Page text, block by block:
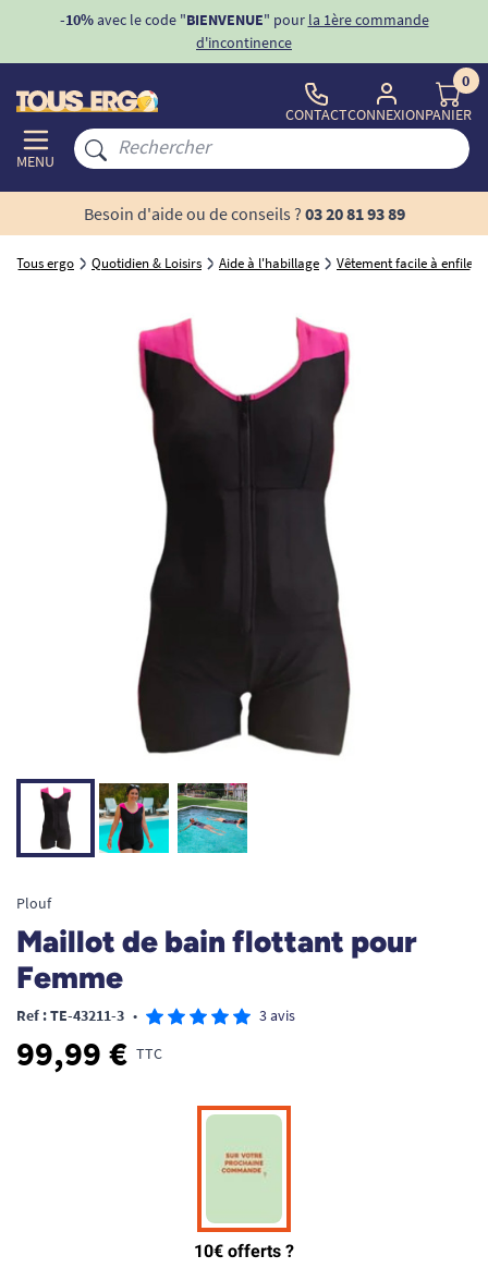
-10%avec le code "BIENVENUE" pour la 1ère commande
d'incontinence
MENU
CONTACTCONNEXION
0
PANIER
Besoin d'aide ou de conseils ? 03 20 81 93 89
Tous ergo Quotidien & Loisirs Aide à l'habillage Vêtement facile à enfiler
Plouf
Maillot de bain flottant pour
Femme
Ref : TE-43211-3 • 3 avis
99,99 € TTC